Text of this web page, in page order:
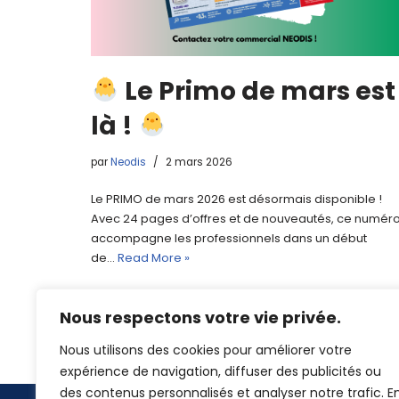
Nous respectons votre vie privée.
Nous utilisons des cookies pour améliorer votre
expérience de navigation, diffuser des publicités ou
des contenus personnalisés et analyser notre trafic.
Le Primo de mars est
là !
parNeodis 2 mars 2026
Le PRIMO de mars 2026 est désormais disponible !
Avec 24 pages d’offres et de nouveautés, ce
accompagne les professionnels dans un début
de… Read More »